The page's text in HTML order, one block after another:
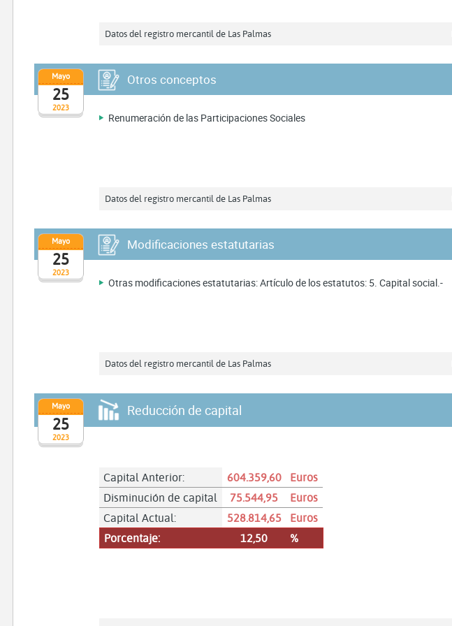
Datos del registro mercantil de Las Palmas
2023
Mayo
25
Otros conceptos
Renumeración de las Participaciones Sociales
Datos del registro mercantil de Las Palmas
2023
Mayo
25
Modificaciones estatutarias
Otras modificaciones estatutarias: Artículo de los estatutos: 5. Capital social.-
Datos del registro mercantil de Las Palmas
2023
Mayo
25
Reducción de capital
Capital Anterior: 604.359,60
Euros
Disminución de capital
75.544,95
Euros
Capital Actual:
528.814,65
Euros
Porcentaje:
12,50 %